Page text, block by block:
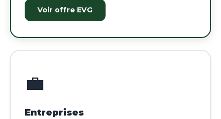
Voir offre EVG
💼
Entreprises